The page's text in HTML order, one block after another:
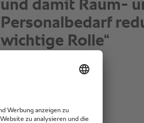
They are easy and straightforward to
quality is always optimal."